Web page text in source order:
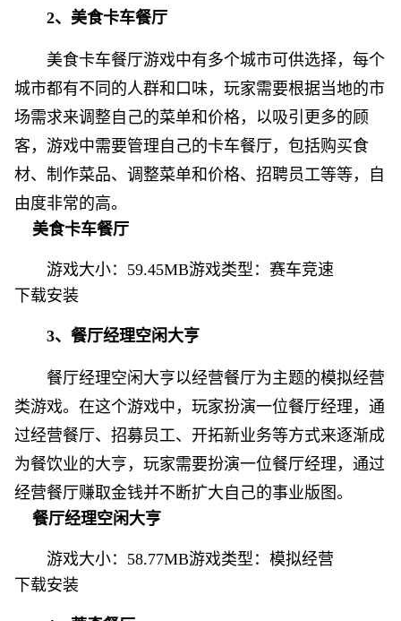
2、美食卡车餐厅
美食卡车餐厅游戏中有多个城市可供选择，每个
城市都有不同的人群和口味，玩家需要根据当地的市
场需求来调整自己的菜单和价格，以吸引更多的顾
客，游戏中需要管理自己的卡车餐厅，包括购买食
材、制作菜品、调整菜单和价格、招聘员工等等，自
由度非常的高。
美食卡车餐厅
游戏大小：59.45MB游戏类型： 赛车竞速
下载安装
3、餐厅经理空闲大亨
餐厅经理空闲大亨以经营餐厅为主题的模拟经营
类游戏。在这个游戏中，玩家扮演一位餐厅经理，通
过经营餐厅、招募员工、开拓新业务等方式来逐渐成
为餐饮业的大亨，玩家需要扮演一位餐厅经理，通过
经营餐厅赚取金钱并不断扩大自己的事业版图。
餐厅经理空闲大亨
游戏大小：58.77MB游戏类型： 模拟经营
下载安装